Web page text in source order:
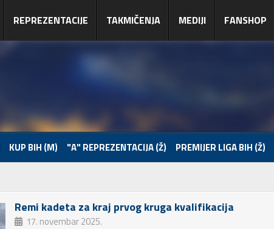
REPREZENTACIJE TAKMIČENJA MEDIJI FANSHOP
KUP BIH (M) "A" REPREZENTACIJA (Ž) PREMIJER LIGA BIH (Ž)
Remi kadeta za kraj prvog kruga kvalifikacija
17. novembar 2025.